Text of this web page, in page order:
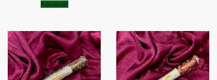
Adicionar